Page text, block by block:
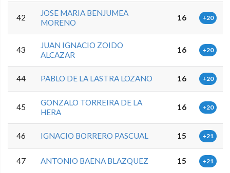
42
JOSE MARIA BENJUMEA
MORENO
16 +20
43
JUAN IGNACIO ZOIDO
ALCAZAR
16 +20
44 PABLO DE LA LASTRA LOZANO 16 +20
45
GONZALO TORREIRA DE LA
HERA
16 +20
46 IGNACIO BORRERO PASCUAL 15 +21
47 ANTONIO BAENA BLAZQUEZ 15 +21